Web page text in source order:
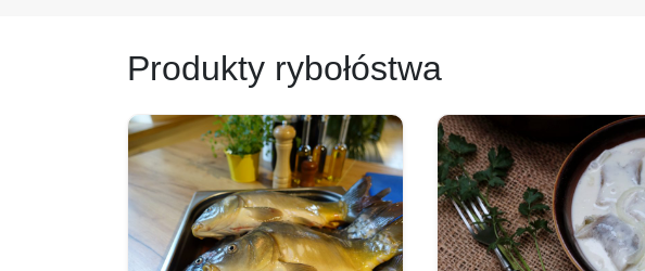
Produkty rybołóstwa